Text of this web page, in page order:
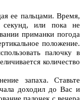
ее пальцами. Время,
, или пока не
приманки погода
положение.
палочку в
количество
запаха. Ставьте
доходил до Вас и